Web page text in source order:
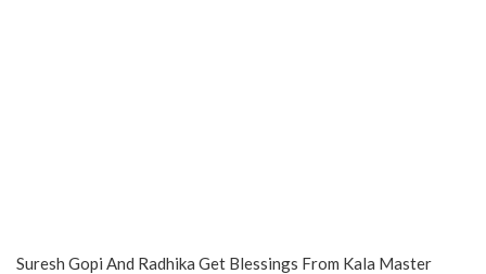
Suresh Gopi And Radhika Get Blessings From Kala Master